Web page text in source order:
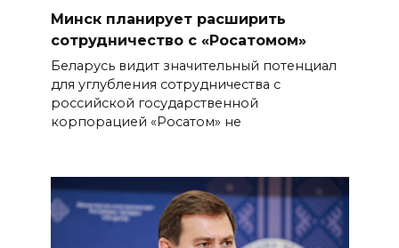
Минск планирует расширить
сотрудничество с «Росатомом»
Беларусь видит значительный потенциал
для углубления сотрудничества с
российской государственной
корпорацией «Росатом» не